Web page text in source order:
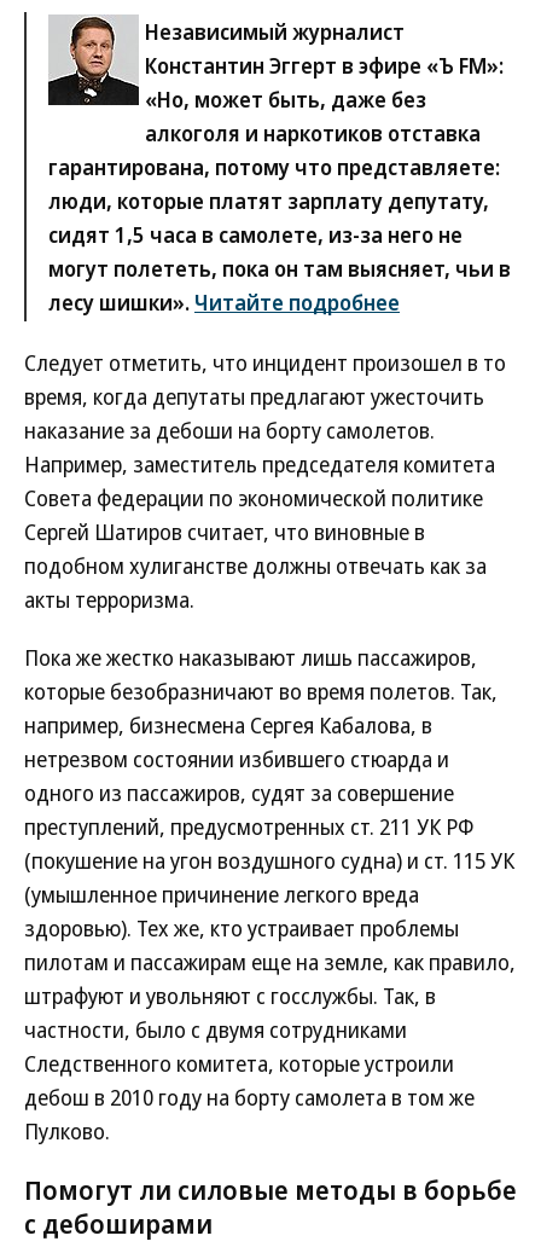
Независимый журналист
Константин Эггерт в эфире «Ъ FM»:
«Но, может быть, даже без
алкоголя и наркотиков отставка
гарантирована, потому что представляете:
люди, которые платят зарплату депутату,
сидят 1,5 часа в самолете, из-за него не
могут полететь, пока он там выясняет, чьи в
лесу шишки». Читайте подробнее
Следует отметить, что инцидент произошел в то
время, когда депутаты предлагают ужесточить
наказание за дебоши на борту самолетов.
Например, заместитель председателя комитета
Совета федерации по экономической политике
Сергей Шатиров считает, что виновные в
подобном хулиганстве должны отвечать как за
акты терроризма.
Пока же жестко наказывают лишь пассажиров,
которые безобразничают во время полетов. Так,
например, бизнесмена Сергея Кабалова, в
нетрезвом состоянии избившего стюарда и
одного из пассажиров, судят за совершение
преступлений, предусмотренных ст. 211 УК РФ
(покушение на угон воздушного судна) и ст. 115 УК
(умышленное причинение легкого вреда
здоровью). Тех же, кто устраивает проблемы
пилотам и пассажирам еще на земле, как правило,
штрафуют и увольняют с госслужбы. Так, в
частности, было с двумя сотрудниками
Следственного комитета, которые устроили
дебош в 2010 году на борту самолета в том же
Пулково.
Помогут ли силовые методы в борьбе
с дебоширами